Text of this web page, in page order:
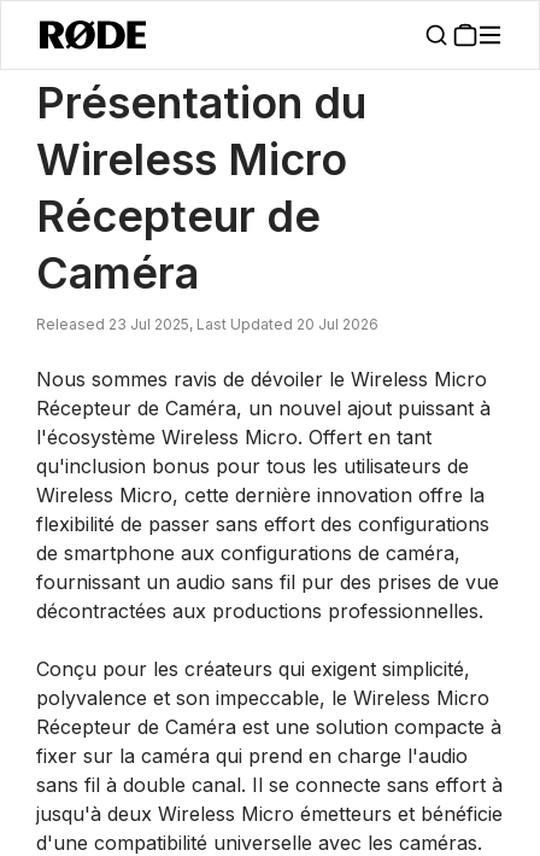
Nouvelles / Présentation Du Récepteur De Caméra Wireless Micro
Présentation du
Wireless Micro
Récepteur de
Caméra
Released 23 Jul 2025, Last Updated 20 Jul 2026
Nous sommes ravis de dévoiler le Wireless Micro
Récepteur de Caméra, un nouvel ajout puissant à
l'écosystème Wireless Micro. Offert en tant
qu'inclusion bonus pour tous les utilisateurs de
Wireless Micro, cette dernière innovation offre la
flexibilité de passer sans effort des configurations
de smartphone aux configurations de caméra,
fournissant un audio sans fil pur des prises de vue
décontractées aux productions professionnelles.
Conçu pour les créateurs qui exigent simplicité,
polyvalence et son impeccable, le Wireless Micro
Récepteur de Caméra est une solution compacte à
fixer sur la caméra qui prend en charge l'audio
sans fil à double canal. Il se connecte sans effort à
jusqu'à deux Wireless Micro émetteurs et bénéficie
d'une compatibilité universelle avec les caméras.